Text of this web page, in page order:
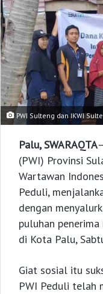
PWI Sulteng dan IKWI
Palu, SWARAQTA
(PWI) Provinsi
Wartawan
Peduli,
dengan
puluhan
di Kota Palu,
Giat sosial itu
PWI Peduli telah